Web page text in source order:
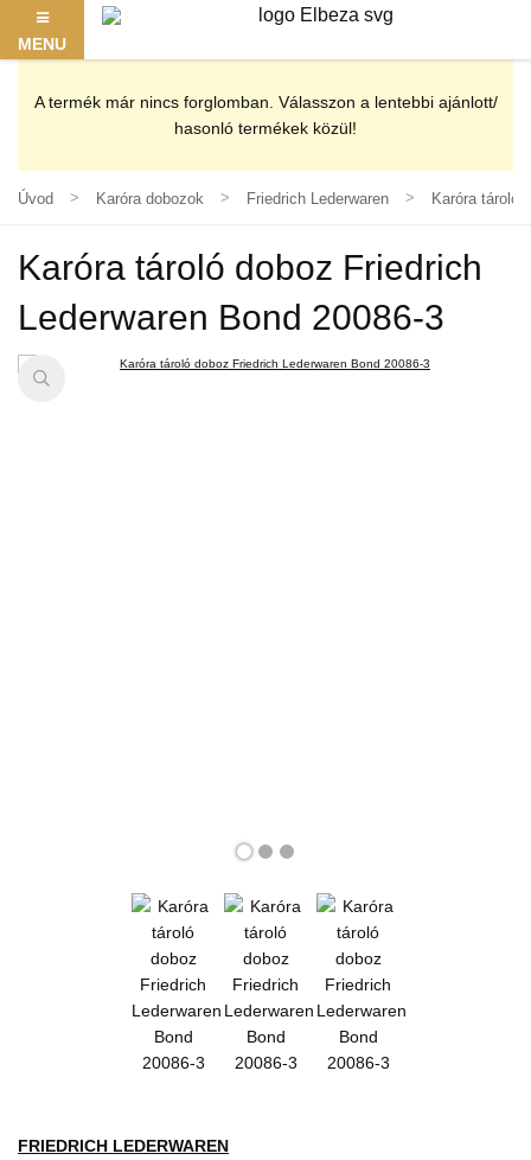
MENU
A termék már nincs forglomban. Válasszon a lentebbi ajánlott/
hasonló termékek közül!
Úvod Karóra dobozok Friedrich Lederwaren Karóra tároló
Karóra tároló doboz Friedrich
Lederwaren Bond 20086-3
FRIEDRICH LEDERWAREN